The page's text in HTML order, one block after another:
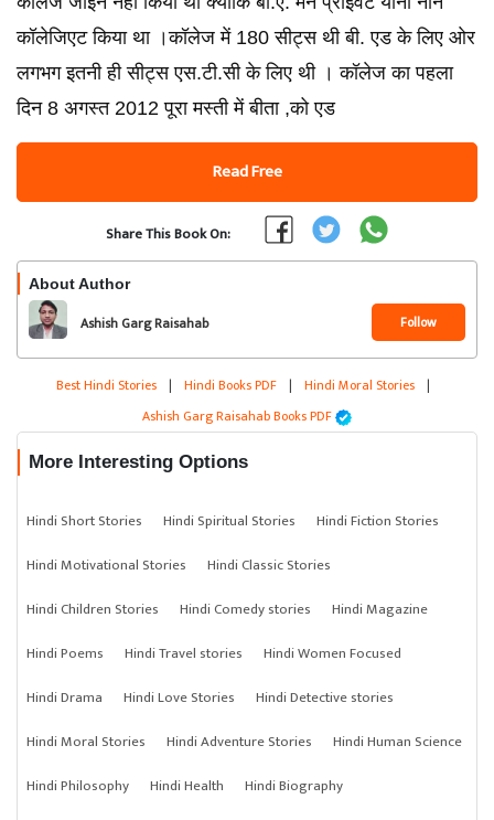
कॉलेजिएट किया था ।कॉलेज में 180 सीट्स थी बी. एड के लिए ओर
लगभग इतनी ही सीट्स एस.टी.सी के लिए थी । कॉलेज का पहला
दिन 8 अगस्त 2012 पूरा मस्ती में बीता ,को एड
Read Free
Share This Book On:
About Author
Ashish Garg Raisahab Follow
Best Hindi Stories | Hindi Books PDF | Hindi Moral Stories |
Ashish Garg Raisahab Books PDF
More Interesting Options
Hindi Short Stories Hindi Spiritual Stories
Hindi Fiction Stories
Hindi Motivational Stories
Hindi Classic Stories
Hindi Children Stories
Hindi Comedy stories
Hindi Magazine
Hindi Poems
Hindi Travel stories
Hindi Women Focused
Hindi Drama
Hindi Love Stories
Hindi Detective stories
Hindi Moral Stories
Hindi Adventure Stories
Hindi Human Science
Hindi Philosophy
Hindi Health
Hindi Biography